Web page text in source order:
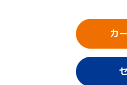
カ